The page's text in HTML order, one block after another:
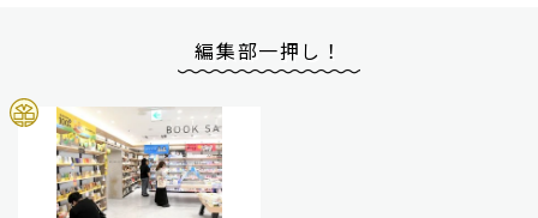
編集部一押し！